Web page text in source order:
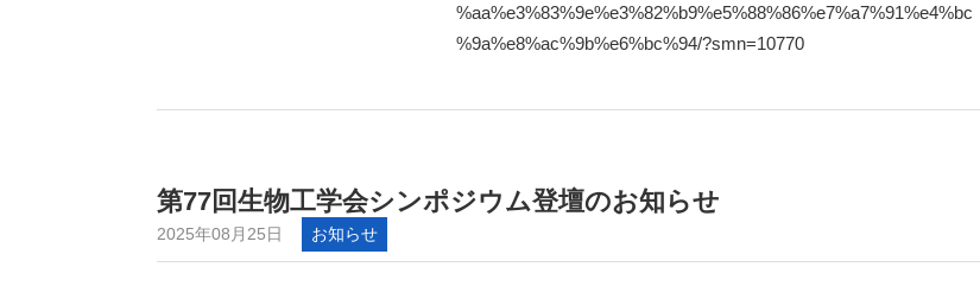
%aa%e3%83%9e%e3%82%b9%e5%88%86%e7%a7%91%e4%bc
%9a%e8%ac%9b%e6%bc%94/?smn=10770
第77回生物工学会シンポジウム登壇のお知らせ
2025年08月25日 お知らせ